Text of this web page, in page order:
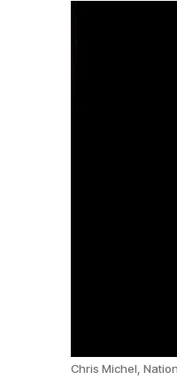
Chris Michel,